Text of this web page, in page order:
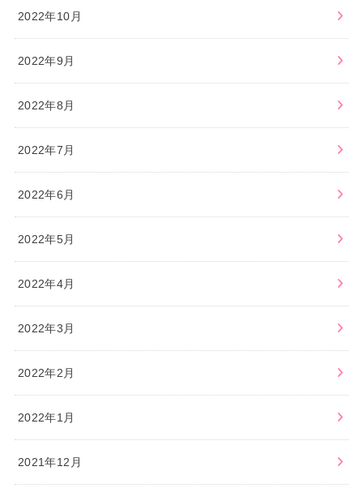
2022年10月
2022年9月
2022年8月
2022年7月
2022年6月
2022年5月
2022年4月
2022年3月
2022年2月
2022年1月
2021年12月